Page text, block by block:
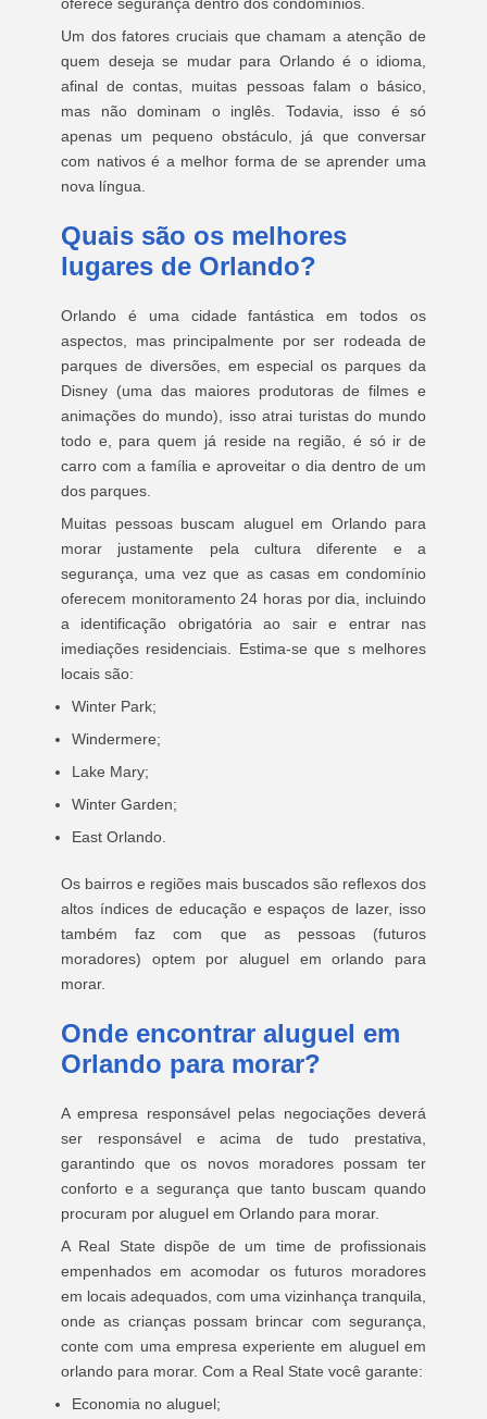
Um dos fatores cruciais que chamam a atenção de
quem deseja se mudar para Orlando é o idioma,
afinal de contas, muitas pessoas falam o básico,
mas não dominam o inglês. Todavia, isso é só
apenas um pequeno obstáculo, já que conversar
com nativos é a melhor forma de se aprender uma
nova língua.
Quais são os melhores
lugares de Orlando?
Orlando é uma cidade fantástica em todos os
aspectos, mas principalmente por ser rodeada de
parques de diversões, em especial os parques da
Disney (uma das maiores produtoras de filmes e
animações do mundo), isso atrai turistas do mundo
todo e, para quem já reside na região, é só ir de
carro com a família e aproveitar o dia dentro de um
dos parques.
Muitas pessoas buscam aluguel em Orlando para
morar justamente pela cultura diferente e a
segurança, uma vez que as casas em condomínio
oferecem monitoramento 24 horas por dia, incluindo
a identificação obrigatória ao sair e entrar nas
imediações residenciais. Estima-se que s melhores
locais são:
Winter Park;
Windermere;
Lake Mary;
Winter Garden;
East Orlando.
Os bairros e regiões mais buscados são reflexos dos
altos índices de educação e espaços de lazer, isso
também faz com que as pessoas (futuros
moradores) optem por aluguel em orlando para
morar.
Onde encontrar aluguel em
Orlando para morar?
A empresa responsável pelas negociações deverá
ser responsável e acima de tudo prestativa,
garantindo que os novos moradores possam ter
conforto e a segurança que tanto buscam quando
procuram por aluguel em Orlando para morar.
A Real State dispõe de um time de profissionais
empenhados em acomodar os futuros moradores
em locais adequados, com uma vizinhança tranquila,
onde as crianças possam brincar com segurança,
conte com uma empresa experiente em aluguel em
orlando para morar. Com a Real State você garante:
Economia no aluguel;